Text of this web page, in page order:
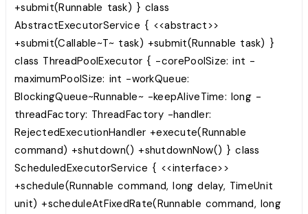
+submit(Runnable task) } class
AbstractExecutorService { <<abstract>>
+submit(Callable~T~ task) +submit(Runnable task) }
class ThreadPoolExecutor { -corePoolSize: int -
maximumPoolSize: int -workQueue:
BlockingQueue~Runnable~ -keepAliveTime: long -
threadFactory: ThreadFactory -handler:
RejectedExecutionHandler +execute(Runnable
command) +shutdown() +shutdownNow() } class
ScheduledExecutorService { <<interface>>
+schedule(Runnable command, long delay, TimeUnit
unit) +scheduleAtFixedRate(Runnable command, long